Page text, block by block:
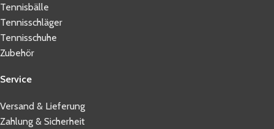
Tennisbälle
Tennisschläger
Tennisschuhe
Zubehör
Service
Versand & Lieferung
Zahlung & Sicherheit